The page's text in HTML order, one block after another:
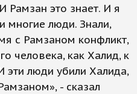
Рамзан это знает. И я
многие люди. Знали,
с Рамзаном конфликт,
человека, как Халид, к
эти люди убили Халида,
- сказал